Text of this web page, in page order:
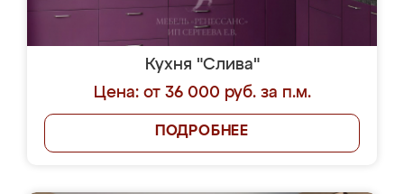
Кухня "Слива"
Цена: от 36 000 руб. за п.м.
ПОДРОБНЕЕ